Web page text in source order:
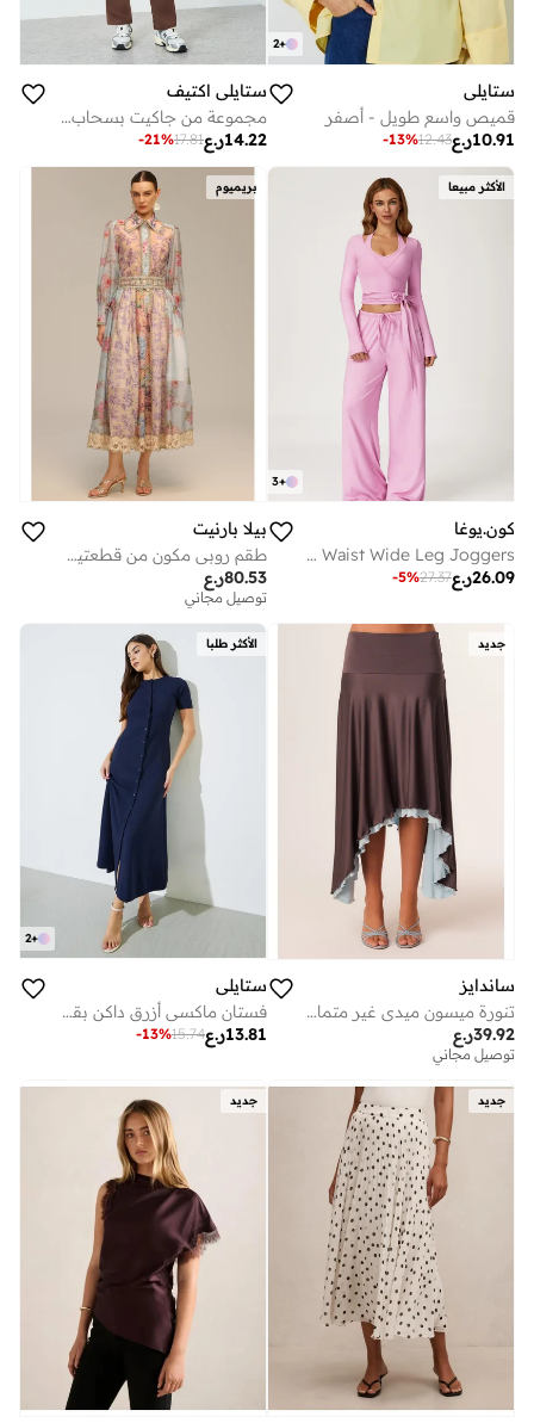
+
2
ستايلي
قميص واسع طويل - أصفر
ر.ع10.91
12.43
-13%
ستايلي اكتيف
مجموعة من جاكيت بسحاب وتفاصيل درزات وليقنز
ر.ع14.22
17.81
-21%
الأكثر مبيعا
+
3
كون.يوغا
Mid Waist Wide Leg Joggers
ر.ع26.09
27.37
-5%
بريميوم
بيلا بارنيت
طقم روبي مكون من قطعتين من بلوزة وتنورة دانتيل مطبوعة بالورود بأكمام طويلة
ر.ع80.53
توصيل مجاني
جديد
ساندايز
تنورة ميسون ميدي غير متماثلة الحافة
ر.ع39.92
توصيل مجاني
الأكثر طلبا
+
2
ستايلي
فستان ماكسي أزرق داكن بقصة A وأكمام قصيرة
ر.ع13.81
15.74
-13%
جديد جديد